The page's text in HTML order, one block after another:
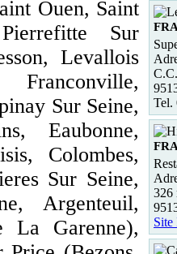
Ouen, Saint
Sur
Levallois
Sur Seine,
Eaubonne,
Colombes,
Sur Seine,
Argenteuil,
La Garenne),
Tel.
326
Site